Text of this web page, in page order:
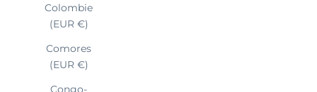
Colombie
(EUR €)
Comores
(EUR €)
Congo-